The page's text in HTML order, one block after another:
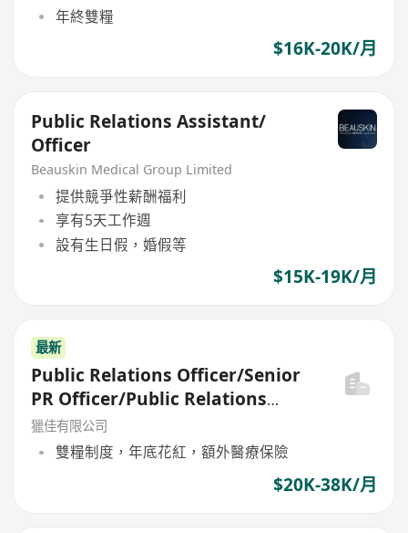
年終雙糧
$16K-20K/月
Public Relations Assistant/
Officer
Beauskin Medical Group Limited
提供競爭性薪酬福利
享有5天工作週
設有生日假，婚假等
$15K-19K/月
最新
Public Relations Officer/Senior
PR Officer/Public Relations
Manager
獵佳有限公司
雙糧制度，年底花紅，額外醫療保險
$20K-38K/月